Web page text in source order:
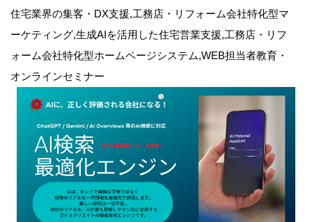
住宅業界の集客・DX支援,工務店・リフォーム会社特化型マ
ーケティング,生成AIを活用した住宅営業支援,工務店・リフ
ォーム会社特化型ホームページシステム,WEB担当者教育・
オンラインセミナー